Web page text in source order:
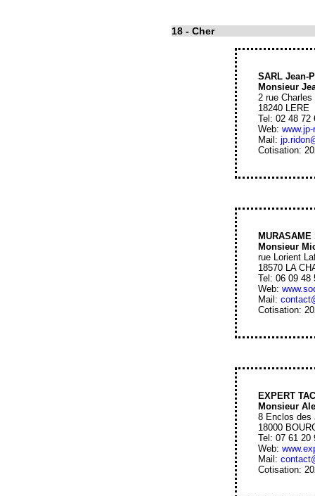
18 - Cher
SARL Jean-
Monsieur
2 rue Charles
18240 LERE
Tel: 02 48 72
Web:
Mail:
Cotisation:
MURASAME
Monsieur
rue Lorient
18570 LA
Tel: 06 09 48
Web:
Mail:
Cotisation:
EXPERT
Monsieur
8 Enclos des
18000
Tel: 07 61 20
Web:
Mail:
Cotisation: